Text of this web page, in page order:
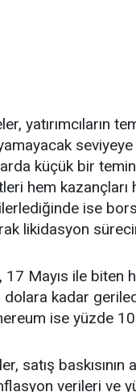
yatırımcıların
küçük bir
hem kazançları
ise
likidasyon
17 Mayıs ile biten
kadar
ise yüzde
satış
verileri ve